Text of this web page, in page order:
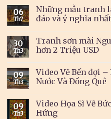
06
Th7
Những mẫu tranh
đáo và ý nghĩa nhất
30
Th3
Tranh sơn mài
hơn 2 Triệu USD
09
Th3
Video Vẽ Bến đợi
Nước Và Đồng Quê
09
Th3
Video Họa Sĩ Vẽ
Hứng